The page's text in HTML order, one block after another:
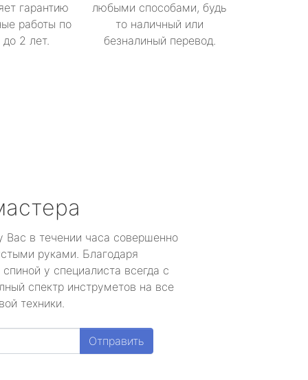
гарантию
работы по
2 лет.
любыми способами, будь
то наличный или
безналиный перевод.
Вас в течении часа совершенно
руками. Благодаря
у специалиста всегда с
спектр инструметов на все
техники.
Отправить